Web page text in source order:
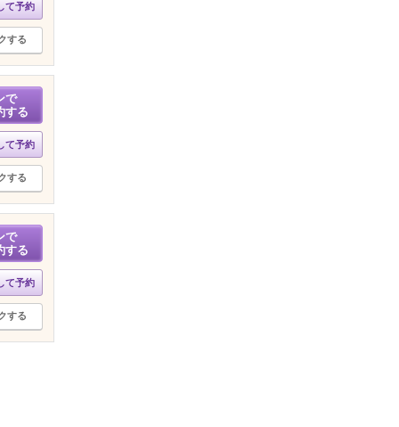
て予約
する
で
する
て予約
する
で
する
て予約
する